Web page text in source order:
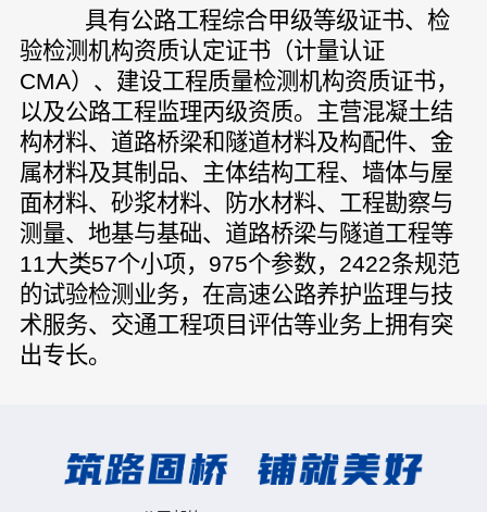
具有公路工程综合甲级等级证书、检
验检测机构资质认定证书（计量认证
CMA）、 建设工程质量检测机构资质证书，
以及公路工程监理丙级资质。 主营混凝土结
构材料、道路桥梁和隧道材料及构配件、金
属材料及其制品、主体结构工程、墙体与屋
面材料、砂浆材料、防水材料、工程勘察与
测量、地基与基础、道路桥梁与隧道工程等
11大类57个小项，975个参数，2422条规范
的试验检测业务，在高速公路养护监理与技
术服务、交通工程项目评估等业务上拥有突
出专长。